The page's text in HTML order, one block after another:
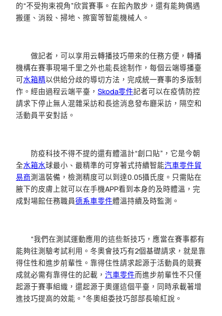
的“不受拘束視角”欣賞賽事。在館內散步，還有能夠偶遇
搬運、消殺、掃地、擦窗等智能機械人。
做記者，可以享用云轉播技巧帶來的任務方便，轉播
機構在賽事現場千里之外也能長途制作，每個云端導播臺
可水箱精以供給分歧的導切方法，完成統一賽事的多版制
作。經由過程云端平臺， Skoda零件記者可以在疫情防控
請求下停止無人混雜采訪和長途消息發布廳采訪，隔空和
活動員平安對話。
防疫科技不得不提的還有體溫計“創口貼”，它是今朝
全水箱水球最小、最精準的可穿著式持續智能汽車零件貿
易商測溫裝備，檢測精度可以到達0.05攝氏度。只需貼在
腋下的皮膚上就可以在手機APP看到本身的及時體溫，完
成對場館任務職員德系車零件體溫持續及時監測。
“我們在測試運動應用的這些新技巧，應當在賽事都有
能夠往測驗考試利用。冬奧會技巧有2個基礎請求，就是靠
得住性和進步前輩性。靠得住性請求起源于活動員的競賽
成就必需有靠得住的記載， 汽車零件而進步前輩性不只僅
起源于賽事組織，還起源于奧運這個平臺，同時承載著增
進技巧提高的效能。”冬奧組委技巧部部長喻紅說。